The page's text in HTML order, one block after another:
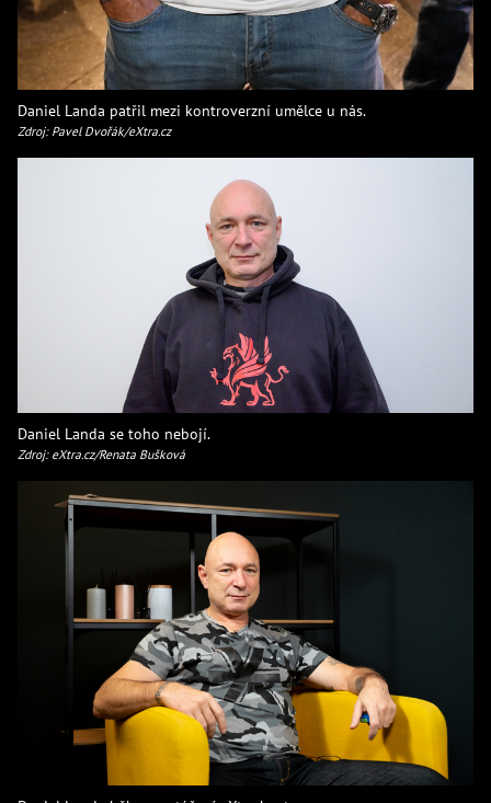
Daniel Landa patřil mezi kontroverzní umělce u nás.
Zdroj: Pavel Dvořák/eXtra.cz
Daniel Landa se toho nebojí.
Zdroj: eXtra.cz/Renata Bušková